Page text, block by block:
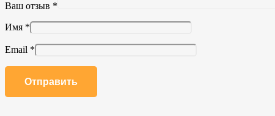
Ваш отзыв *
Имя *
Email *